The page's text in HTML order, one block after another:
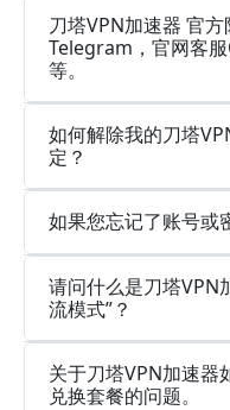
刀塔VPN加速器 官
Telegram，官网客
等。
如何解除我的刀塔
定？
如果您忘记了账号或
请问什么是刀塔VPN
流模式”？
关于刀塔VPN加速器
兑换套餐的问题。